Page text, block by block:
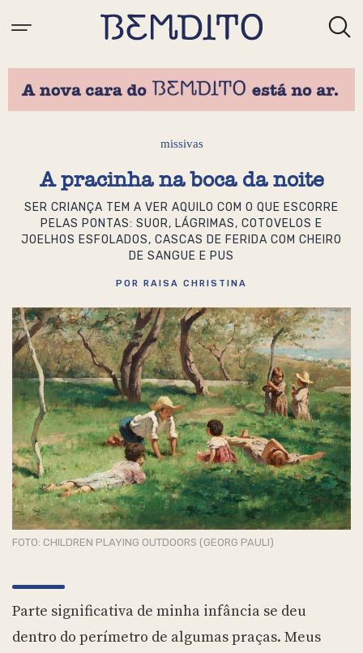
missivas
A pracinha na boca da noite
SER CRIANÇA TEM A VER AQUILO COM O QUE ESCORRE
PELAS PONTAS: SUOR, LÁGRIMAS, COTOVELOS E
JOELHOS ESFOLADOS, CASCAS DE FERIDA COM CHEIRO
DE SANGUE E PUS
POR RAISA CHRISTINA
FOTO: CHILDREN PLAYING OUTDOORS (GEORG PAULI)
Parte significativa de minha infância se deu
dentro do perímetro de algumas praças. Meus